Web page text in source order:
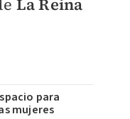
La Reina
para
mujeres